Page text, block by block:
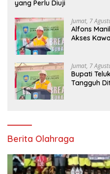
yang Perlu Diuji
Jumat, 7
Alfons
Akses
Jumat, 7
Bupati
Tangguh
Berita Olahraga